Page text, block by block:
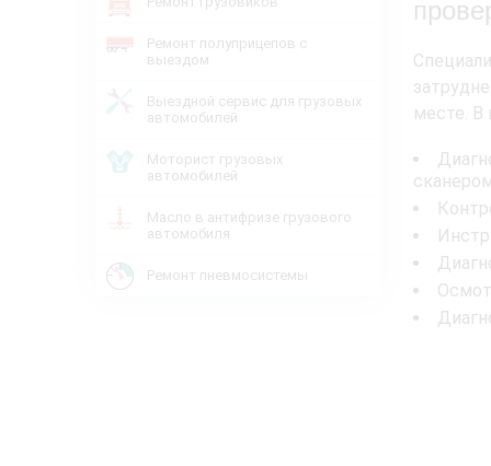
Ремонт полуприцепов с
выездом
Выездной сервис для грузовых
автомобилей
Моторист грузовых
автомобилей
Масло в антифризе грузового
автомобиля
Ремонт пневмосистемы
месте. В